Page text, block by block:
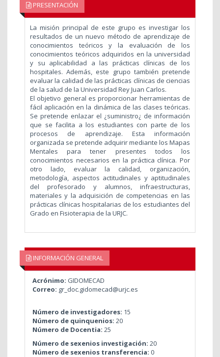
PRESENTACIÓN
La misión principal de este grupo es investigar los
resultados de un nuevo método de aprendizaje de
conocimientos teóricos y la evaluación de los
conocimientos teóricos adquiridos en la universidad
y su aplicabilidad a las prácticas clínicas de los
hospitales. Además, este grupo también pretende
evaluar la calidad de las prácticas clínicas de ciencias
de la salud de la Universidad Rey Juan Carlos.
El objetivo general es proporcionar herramientas de
fácil aplicación en la dinámica de las clases teóricas.
Se pretende enlazar el ¿suministro¿ de información
que se facilita a los estudiantes con parte de los
procesos de aprendizaje. Esta información
organizada se pretende adquirir mediante los Mapas
Mentales para tener presentes todos los
conocimientos necesarios en la práctica clínica. Por
otro lado, evaluar la calidad, organización,
metodología, aspectos actitudinales y aptitudinales
del profesorado y alumnos, infraestructuras,
materiales y la adquisición de competencias en las
prácticas clínicas hospitalarias de los estudiantes del
Grado en Fisioterapia de la URJC.
INFORMACIÓN GENERAL
Acrónimo: GIDOMECAD
Correo: gr_doc.gidomecad@urjc.es
Número de investigadores: 15
Número de quinquenios: 20
Número de Docentia: 25
Número de sexenios investigación: 20
Número de sexenios transferencia: 0